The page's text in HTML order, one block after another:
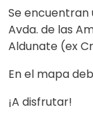
Se encuentran
Avda. de las
Aldunate (ex
En el mapa
¡A disfrutar!